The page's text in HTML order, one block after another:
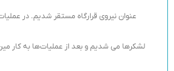
عنوان نیروی قرارگاه مستقر شدیم. در
لشکرها می شدیم و بعد از عملیات‌ها به کار